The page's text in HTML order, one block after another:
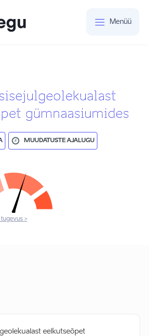
Menüü
gümnaasiumides
MUUDATUSTE AJALUGU
>
eelkutseõpet